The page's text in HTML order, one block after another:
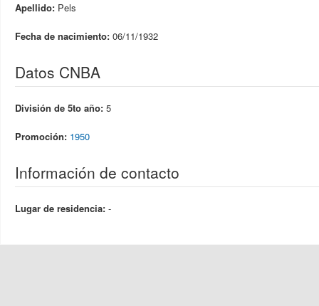
Apellido: Pels
Fecha de nacimiento: 06/11/1932
Datos CNBA
División de 5to año: 5
Promoción: 1950
Información de contacto
Lugar de residencia: -